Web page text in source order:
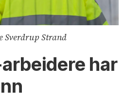
Sverdrup Strand
har